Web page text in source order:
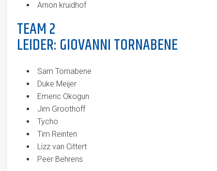
Arnon kruidhof
TEAM 2
LEIDER: GIOVANNI TORNABENE
Sam Tornabene
Duke Meijer
Emeric Okogun
Jim Groothoff
Tycho
Tim Reinten
Lizz van Cittert
Peer Behrens